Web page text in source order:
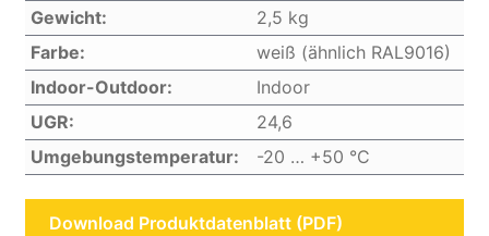
Gewicht:
2,5 kg
Farbe:
weiß (ähnlich RAL9016)
Indoor-Outdoor:
Indoor
UGR:
24,6
Umgebungstemperatur:
-20 … +50 °C
Download Produktdatenblatt (PDF)